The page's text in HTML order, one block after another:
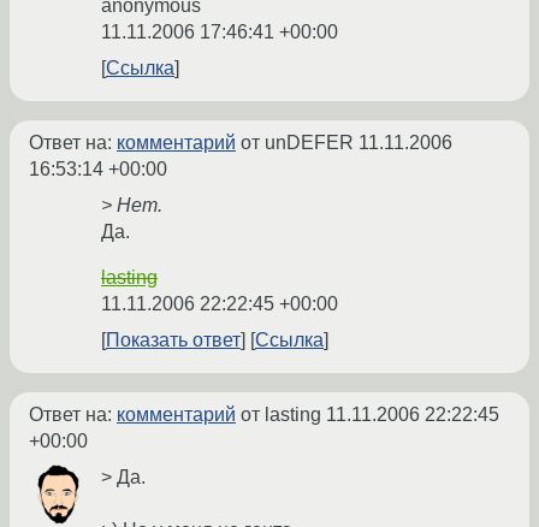
anonymous
11.11.2006 17:46:41 +00:00
Ссылка
Ответ на: комментарий от unDEFER 11.11.2006
16:53:14 +00:00
> Нет.
Да.
lasting
11.11.2006 22:22:45 +00:00
Показать ответ
Ссылка
Ответ на: комментарий от lasting 11.11.2006 22:22:45
+00:00
> Да.